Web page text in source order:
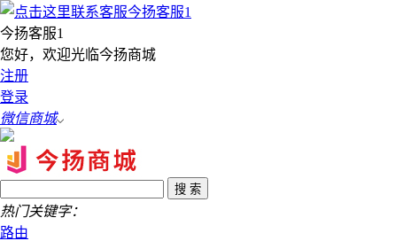
今扬客服1
您好，欢迎光临今扬商城
注册
登录
微信商城
热门关键字：
路由